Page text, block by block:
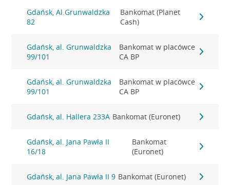
Gdańsk, Al.Grunwaldzka
82
Bankomat (Planet
Cash)
Gdańsk, al. Grunwaldzka
99/101
Bankomat w placówce
CA BP
Gdańsk, al. Grunwaldzka
99/101
Bankomat w placówce
CA BP
Gdańsk, al. Hallera 233A Bankomat (Euronet)
Gdańsk, al. Jana Pawła II
16/18
Bankomat
(Euronet)
Gdańsk, al. Jana Pawła II 9 Bankomat (Euronet)